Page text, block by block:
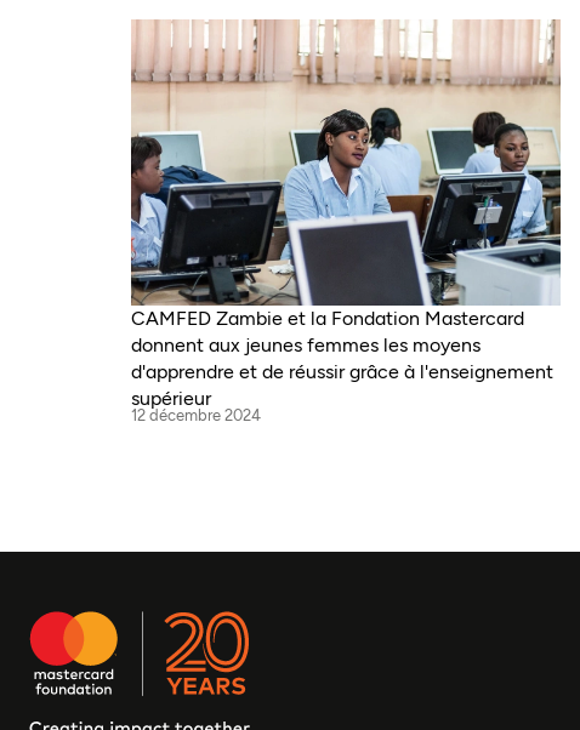
CAMFED Zambie et la Fondation Mastercard
donnent aux jeunes femmes les moyens
d'apprendre et de réussir grâce à l'enseignement
supérieur
12 décembre 2024